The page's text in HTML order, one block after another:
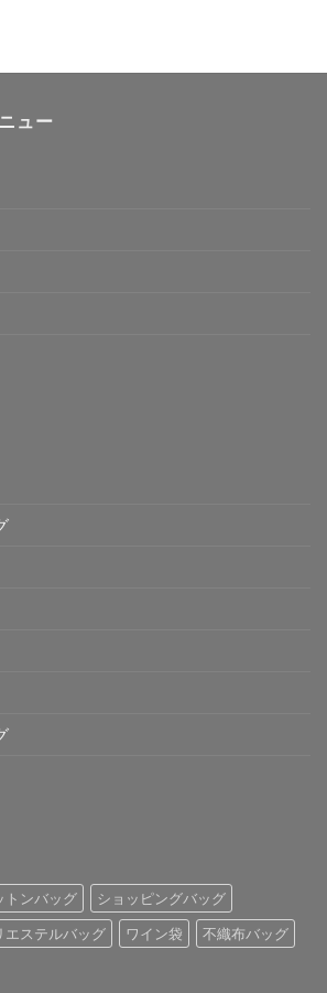
ュー
トンバッグ
ショッピングバッグ
エステルバッグ ワイン袋
不織布バッグ